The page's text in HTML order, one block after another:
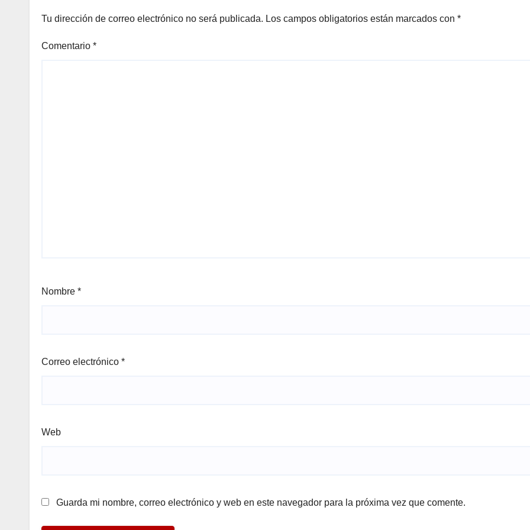
Tu dirección de correo electrónico no será publicada. Los campos obligatorios están marcados con *
Comentario *
Nombre *
Correo electrónico *
Web
Guarda mi nombre, correo electrónico y web en este navegador para la próxima vez que comente.